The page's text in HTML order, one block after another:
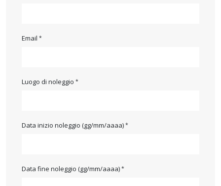
Email
Luogo di noleggio
Data inizio noleggio (gg/mm/aaaa)
Data fine noleggio (gg/mm/aaaa)